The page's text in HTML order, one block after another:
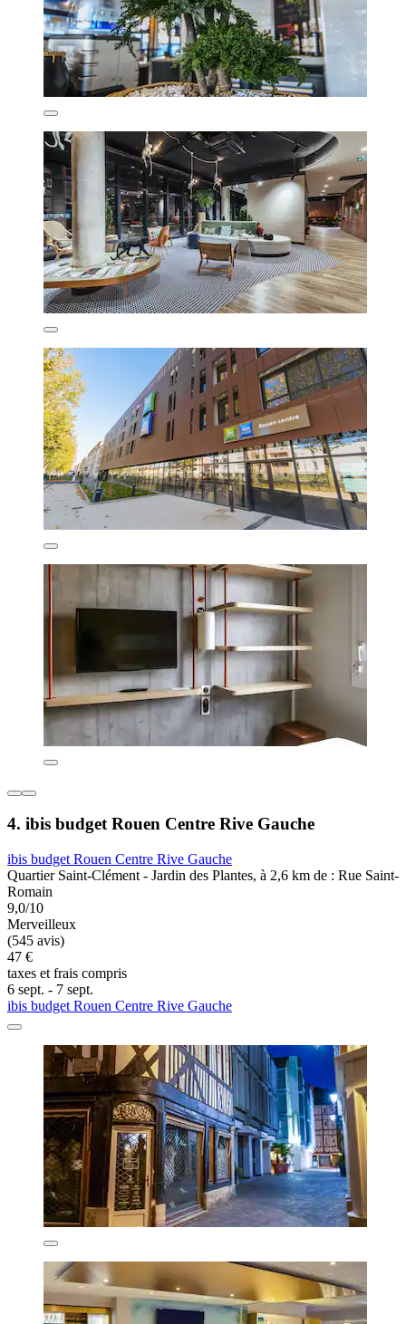
4. ibis budget Rouen Centre Rive Gauche
ibis budget Rouen Centre Rive Gauche
Quartier Saint-Clément - Jardin des Plantes, à 2,6 km de : Rue Saint-
Romain
9,0/10
Merveilleux
(545 avis)
47 €
taxes et frais compris
6 sept. - 7 sept.
ibis budget Rouen Centre Rive Gauche